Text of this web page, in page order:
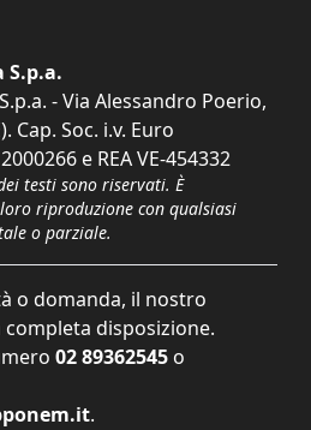
S.p.a.
- Via Alessandro Poerio,
Cap. Soc. i.v. Euro
e REA VE-454332
testi sono riservati. È
riproduzione con qualsiasi
o parziale.
o domanda, il nostro
disposizione.
02 89362545 o
.